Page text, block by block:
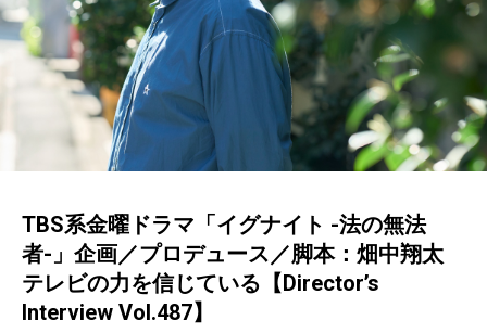
TBS系金曜ドラマ「イグナイト -法の無法
者-」企画／プロデュース／脚本：畑中翔太
テレビの力を信じている【Director’s
Interview Vol.487】